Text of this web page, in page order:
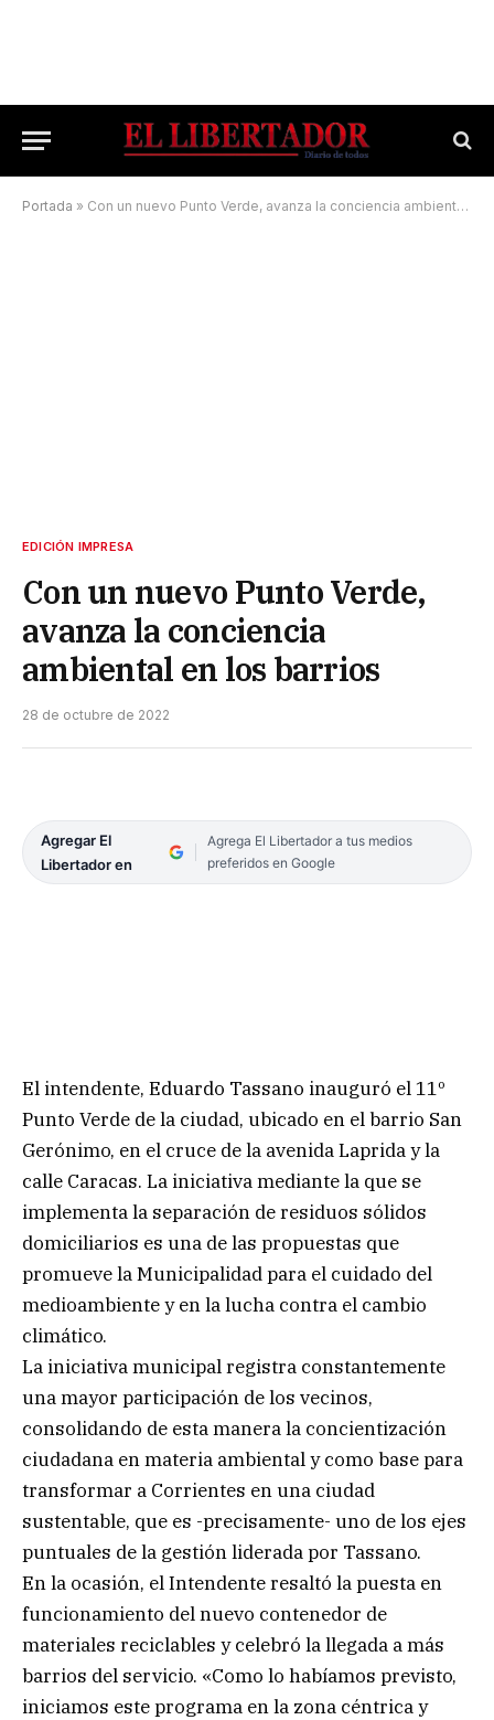
Portada » Con un nuevo Punto Verde, avanza la conciencia ambiental en los barrios
EDICIÓN IMPRESA
Con un nuevo Punto Verde,
avanza la conciencia
ambiental en los barrios
28 de octubre de 2022
Agregar El
Libertador en
Agrega El Libertador a tus medios
preferidos en Google
El intendente, Eduardo Tassano inauguró el 11º
Punto Verde de la ciudad, ubicado en el barrio San
Gerónimo, en el cruce de la avenida Laprida y la
calle Caracas. La iniciativa mediante la que se
implementa la separación de residuos sólidos
domiciliarios es una de las propuestas que
promueve la Municipalidad para el cuidado del
medioambiente y en la lucha contra el cambio
climático.
La iniciativa municipal registra constantemente
una mayor participación de los vecinos,
consolidando de esta manera la concientización
ciudadana en materia ambiental y como base para
transformar a Corrientes en una ciudad
sustentable, que es -precisamente- uno de los ejes
puntuales de la gestión liderada por Tassano.
En la ocasión, el Intendente resaltó la puesta en
funcionamiento del nuevo contenedor de
materiales reciclables y celebró la llegada a más
barrios del servicio. «Como lo habíamos previsto,
iniciamos este programa en la zona céntrica y